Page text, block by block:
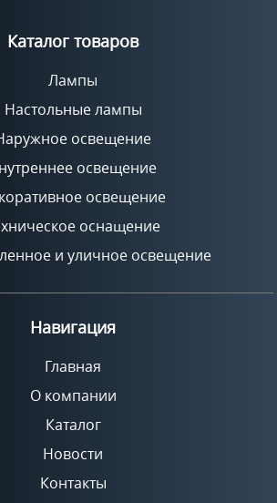
Каталог товаров
Лампы
Настольные лампы
освещение
освещение
освещение
оснащение
и уличное освещение
Навигация
Главная
О компании
Каталог
Новости
Контакты